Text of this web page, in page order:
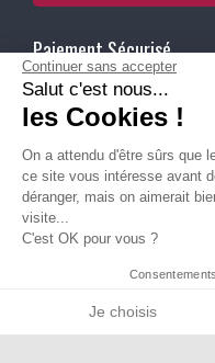
Besoin
taille ou
Paiement Sécurisé
Ma Livraison
Continuer sans accepter
Salut c'est nous...
les Cookies !
On a attendu d'être sûrs que
ce site vous intéresse avant
déranger, mais on aimerait
visite...
C'est OK pour vous ?
Je choisis